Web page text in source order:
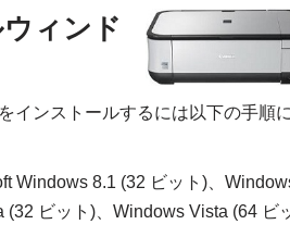
ィンド
インストールするには以下の手順に
Windows 8.1 (32 ビット)、
ビット)、Windows Vista (64 ビ